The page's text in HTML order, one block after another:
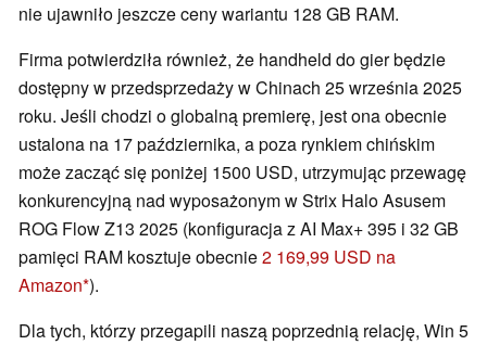
nie ujawniło jeszcze ceny wariantu 128 GB RAM.
Firma potwierdziła również, że handheld do gier będzie
dostępny w przedsprzedaży w Chinach 25 września 2025
roku. Jeśli chodzi o globalną premierę, jest ona obecnie
ustalona na 17 października, a poza rynkiem chińskim
może zacząć się poniżej 1500 USD, utrzymując przewagę
konkurencyjną nad wyposażonym w Strix Halo Asusem
ROG Flow Z13 2025 (konfiguracja z AI Max+ 395 i 32 GB
pamięci RAM kosztuje obecnie2 169,99 USD na
Amazon ).
Dla tych, którzy przegapili naszą poprzednią relację, Win 5